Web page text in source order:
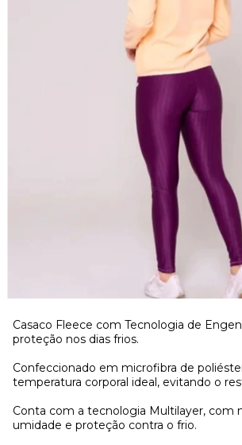
Casaco Fleece com Tecnologia de
proteção nos dias frios.
Confeccionado em microfibra de
temperatura corporal ideal, evitando o
Conta com a tecnologia Multilayer, com
umidade e proteção contra o frio.